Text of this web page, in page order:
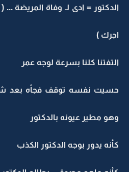
الدكتور = ادى لـ وفاة المريضة
اجرك )
التفتنا كلنا بسرعة لوجه عمر
حسيت نفسه توقف فجأه بعد
وهو مطير عيونه بالدكتور
كأنه يدور بوجه الدكتور الكذب